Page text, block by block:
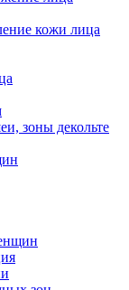
кожи лица
зоны декольте